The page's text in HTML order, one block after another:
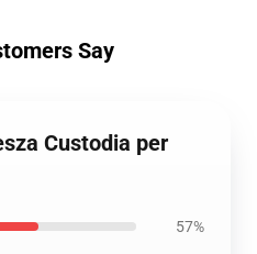
Say
Custodia per
57%